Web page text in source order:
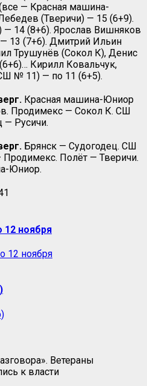
— Красная машина-
(Тверичи) — 15 (6+9).
— 14 (8+6). Ярослав Вишняков
13 (7+6). Дмитрий Ильин
Трушунёв (Сокол К), Денис
Кирилл Ковальчук,
№ 11) — по 11 (6+5).
Красная машина-Юниор
Продимекс — Сокол К. СШ
— Русичи.
Брянск — Судогодец. СШ
Полёт — Тверичи.
Юниор.
12 ноября